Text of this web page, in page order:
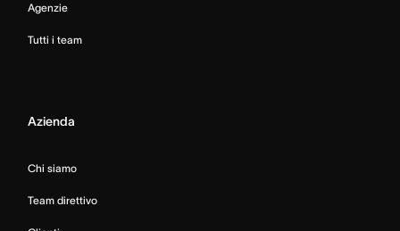
Agenzie
Tutti i team
Azienda
Chi siamo
Team direttivo